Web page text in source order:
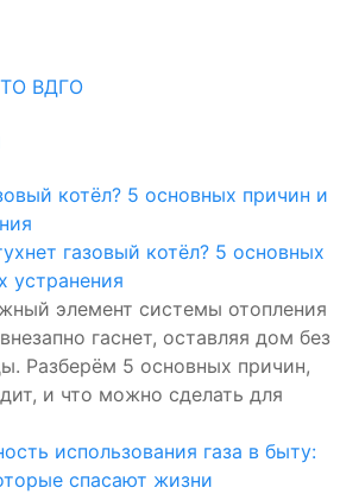
ТО ВДГО
газовый котёл? 5 основных
устранения
элемент системы отопления
гаснет, оставляя дом без
Разберём 5 основных причин,
и что можно сделать для
использования газа в быту:
спасают жизни